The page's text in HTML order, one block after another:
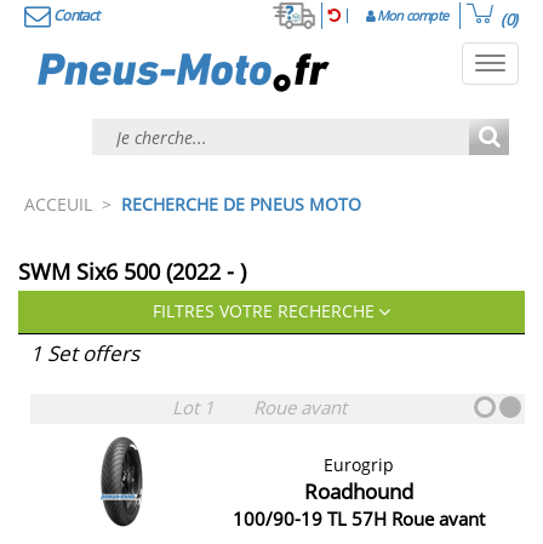
Contact Mon compte (0)
ACCEUIL > RECHERCHE DE PNEUS MOTO
SWM Six6 500 (2022 - )
FILTRES VOTRE RECHERCHE
1 Set offers
Lot 1 Roue avant
Eurogrip
Roadhound
100/90-19 TL 57H Roue avant